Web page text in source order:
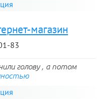
магазин
83
голову , а потом